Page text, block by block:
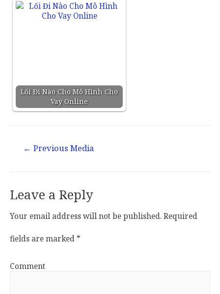
Lối Đi Nào Cho Mô Hình Cho
Vay Online
← Previous Media
Leave a Reply
Your email address will not be published.Required
fields are marked *
Comment